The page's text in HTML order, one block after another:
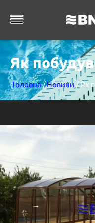
Як
Головна/Новини / Як